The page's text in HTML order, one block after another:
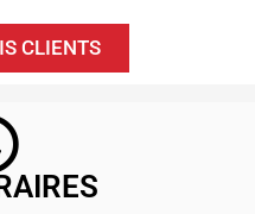
CLIENTS